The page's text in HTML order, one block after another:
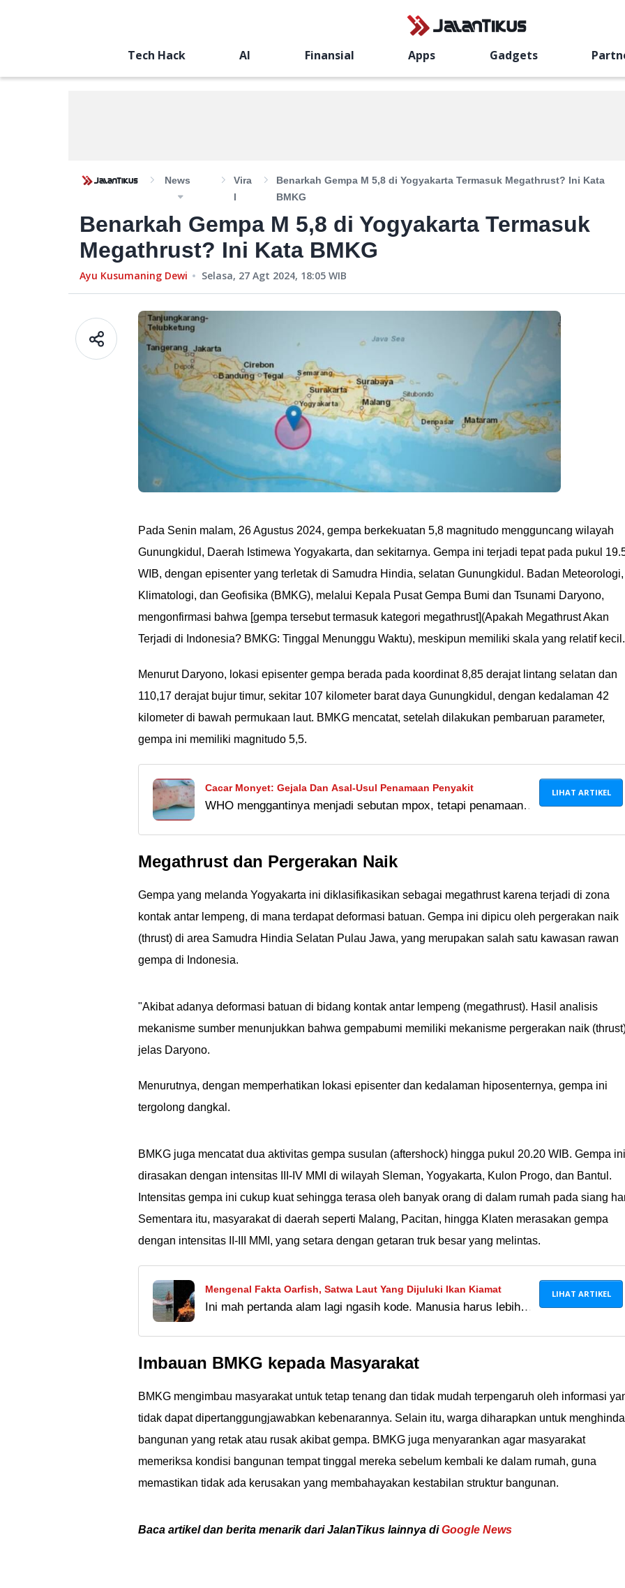
Tech Hack AI Finansial Apps Gadgets
News
Vira
L
Benarkah Gempa M 5,8 di Yogyakarta Termasuk Megathrust? Ini Kata
BMKG
Benarkah Gempa M 5,8 di Yogyakarta Termasuk
Megathrust? Ini Kata BMKG
Ayu Kusumaning Dewi Selasa, 27 Agt 2024, 18:05 WIB
Pada Senin malam, 26 Agustus 2024, gempa berkekuatan 5,8 magnitudo mengguncang wilayah
Gunungkidul, Daerah Istimewa Yogyakarta, dan sekitarnya. Gempa ini terjadi tepat pada pukul
WIB, dengan episenter yang terletak di Samudra Hindia, selatan Gunungkidul. Badan Meteorologi,
Klimatologi, dan Geofisika (BMKG), melalui Kepala Pusat Gempa Bumi dan Tsunami Daryono,
mengonfirmasi bahwa [gempa tersebut termasuk kategori megathrust](Apakah Megathrust Akan
Terjadi di Indonesia? BMKG: Tinggal Menunggu Waktu), meskipun memiliki skala yang relatif kecil.
Menurut Daryono, lokasi episenter gempa berada pada koordinat 8,85 derajat lintang selatan dan
110,17 derajat bujur timur, sekitar 107 kilometer barat daya Gunungkidul, dengan kedalaman 42
kilometer di bawah permukaan laut. BMKG mencatat, setelah dilakukan pembaruan parameter,
gempa ini memiliki magnitudo 5,5.
Cacar Monyet: Gejala Dan Asal-Usul Penamaan Penyakit
WHO menggantinya menjadi sebutan mpox, tetapi penamaan
LIHAT ARTIKEL
Megathrust dan Pergerakan Naik
Gempa yang melanda Yogyakarta ini diklasifikasikan sebagai megathrust karena terjadi di zona
kontak antar lempeng, di mana terdapat deformasi batuan. Gempa ini dipicu oleh pergerakan naik
(thrust) di area Samudra Hindia Selatan Pulau Jawa, yang merupakan salah satu kawasan rawan
gempa di Indonesia.
"Akibat adanya deformasi batuan di bidang kontak antar lempeng (megathrust). Hasil analisis
mekanisme sumber menunjukkan bahwa gempabumi memiliki mekanisme pergerakan naik
jelas Daryono.
Menurutnya, dengan memperhatikan lokasi episenter dan kedalaman hiposenternya, gempa ini
tergolong dangkal.
BMKG juga mencatat dua aktivitas gempa susulan (aftershock) hingga pukul 20.20 WIB. Gempa ini
dirasakan dengan intensitas III-IV MMI di wilayah Sleman, Yogyakarta, Kulon Progo, dan Bantul.
Intensitas gempa ini cukup kuat sehingga terasa oleh banyak orang di dalam rumah pada siang
Sementara itu, masyarakat di daerah seperti Malang, Pacitan, hingga Klaten merasakan gempa
dengan intensitas II-III MMI, yang setara dengan getaran truk besar yang melintas.
Mengenal Fakta Oarfish, Satwa Laut Yang Dijuluki Ikan Kiamat
Ini mah pertanda alam lagi ngasih kode. Manusia harus lebih
LIHAT ARTIKEL
Imbauan BMKG kepada Masyarakat
BMKG mengimbau masyarakat untuk tetap tenang dan tidak mudah terpengaruh oleh informasi
tidak dapat dipertanggungjawabkan kebenarannya. Selain itu, warga diharapkan untuk
bangunan yang retak atau rusak akibat gempa. BMKG juga menyarankan agar masyarakat
memeriksa kondisi bangunan tempat tinggal mereka sebelum kembali ke dalam rumah, guna
memastikan tidak ada kerusakan yang membahayakan kestabilan struktur bangunan.
Baca artikel dan berita menarik dari JalanTikus lainnya diGoogle News